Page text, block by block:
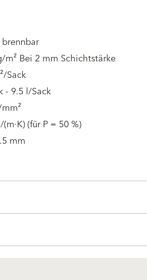
m² Bei 2 mm Schichtstärke
Sack
- 9.5 l/Sack
(für P = 50 %)
mm